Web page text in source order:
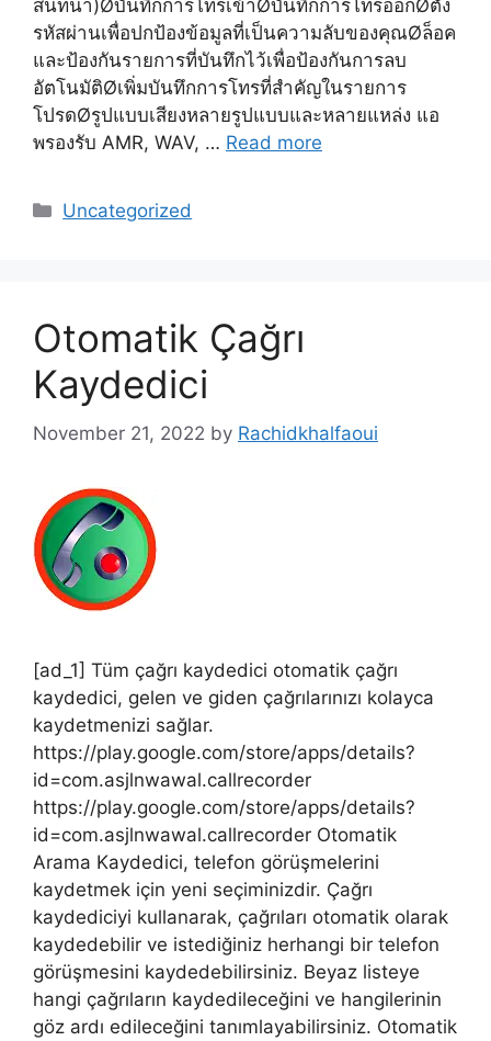
สนทนา)Øบันทึกการโทรเข้าØบันทึกการโทรออกØตั้ง
รหัสผ่านเพื่อปกป้องข้อมูลที่เป็นความลับของคุณØล็อค
และป้องกันรายการที่บันทึกไว้เพื่อป้องกันการลบ
อัตโนมัติØเพิ่มบันทึกการโทรที่สำคัญในรายการ
โปรดØรูปแบบเสียงหลายรูปแบบและหลายแหล่ง แอ
พรองรับ AMR, WAV, … Read more
Categories
Uncategorized
Otomatik Çağrı
Kaydedici
November 21, 2022 by Rachidkhalfaoui
[ad_1] Tüm çağrı kaydedici otomatik çağrı
kaydedici, gelen ve giden çağrılarınızı kolayca
kaydetmenizi sağlar.
https://play.google.com/store/apps/details?
id=com.asjlnwawal.callrecorder
https://play.google.com/store/apps/details?
id=com.asjlnwawal.callrecorder Otomatik
Arama Kaydedici, telefon görüşmelerini
kaydetmek için yeni seçiminizdir. Çağrı
kaydediciyi kullanarak, çağrıları otomatik olarak
kaydedebilir ve istediğiniz herhangi bir telefon
görüşmesini kaydedebilirsiniz. Beyaz listeye
hangi çağrıların kaydedileceğini ve hangilerinin
göz ardı edileceğini tanımlayabilirsiniz. Otomatik